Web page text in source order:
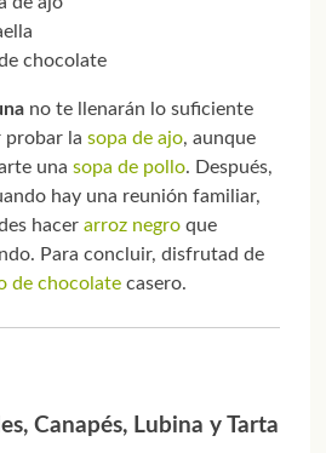
chocolate
no te llenarán lo suficiente
probar la sopa de ajo, aunque
una sopa de pollo. Después,
hay una reunión familiar,
hacer arroz negroque
Para concluir, disfrutad de
de chocolatecasero.
Canapés, Lubina y Tarta